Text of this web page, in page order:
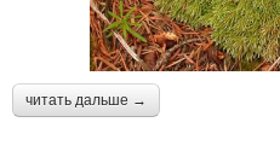
читать дальше →